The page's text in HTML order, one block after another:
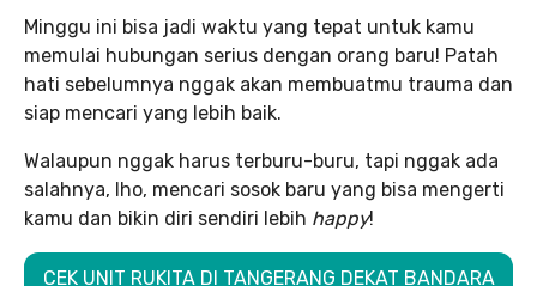
Minggu ini bisa jadi waktu yang tepat untuk kamu
memulai hubungan serius dengan orang baru! Patah
hati sebelumnya nggak akan membuatmu trauma dan
siap mencari yang lebih baik.
Walaupun nggak harus terburu-buru, tapi nggak ada
salahnya, lho, mencari sosok baru yang bisa mengerti
kamu dan bikin diri sendiri lebih happy!
CEK UNIT RUKITA DI TANGERANG DEKAT BANDARA